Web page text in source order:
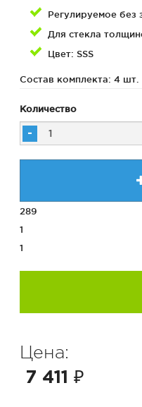
Регулируемое без
Для стекла
Цвет: SSS
Состав комплекта: 4 шт.
Количество
-
289
1
1
Цена:
7 411 ₽